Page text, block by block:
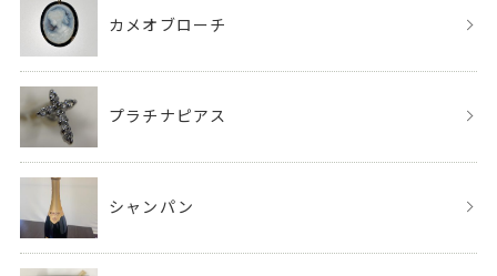
カメオブローチ
プラチナピアス
シャンパン